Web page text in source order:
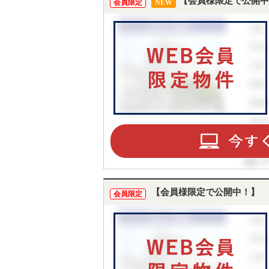
会員限定 NEW
会員限定 【会員様限定で公開中！】